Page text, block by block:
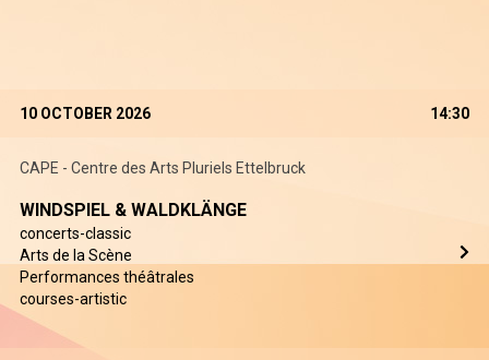
10 OCTOBER 2026 14:30
CAPE - Centre des Arts Pluriels Ettelbruck
WINDSPIEL & WALDKLÄNGE
concerts-classic
Arts de la Scène
Performances théâtrales
courses-artistic